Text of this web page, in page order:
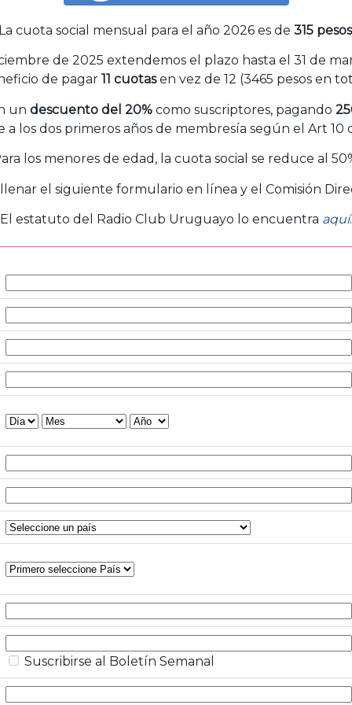
cuota social mensual para el año 2026 es de 315 pesos
de 2025 extendemos el plazo hasta el 31 de
de pagar 11 cuotasen vez de 12 (3465 pesos en
un descuento del 20%como suscriptores, pagando
a los dos primeros años de membresía según el Art 10
los menores de edad, la cuota social se reduce al
el siguiente formulario en línea y el Comisión
El estatuto del Radio Club Uruguayo lo encuentra aquí.
Suscribirse al Boletín Semanal